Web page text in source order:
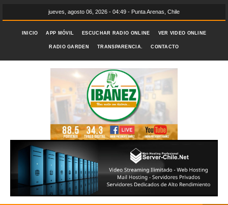
jueves, agosto 06, 2026 - 04:49 - Punta Arenas, Chile
INICIO APP MÓVIL ESCUCHAR RADIO ONLINE VER VIDEO ONLINE
RADIO GARDEN TRANSPARENCIA. CONTACTO